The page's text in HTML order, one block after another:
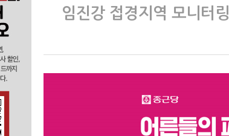
임진강 접경지역 모니터링